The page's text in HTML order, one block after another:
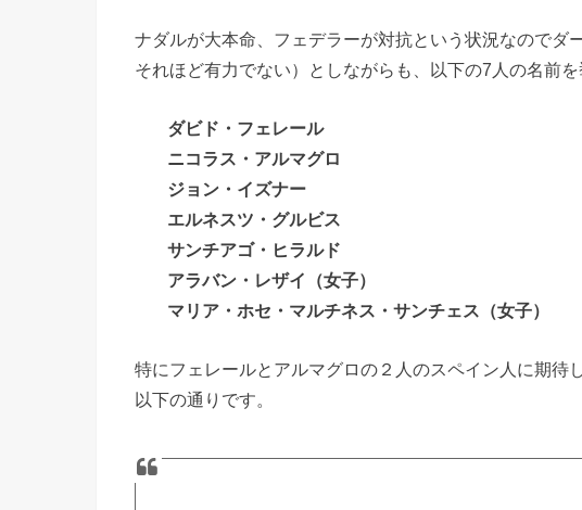
ナダルが大本命、フェデラーが対抗という状況なのでダ
それほど有力でない）としながらも、以下の7人の名前を
ダビド・フェレール
ニコラス・アルマグロ
ジョン・イズナー
エルネスツ・グルビス
サンチアゴ・ヒラルド
アラバン・レザイ（女子）
マリア・ホセ・マルチネス・サンチェス（女子）
特にフェレールとアルマグロの２人のスペイン人に期待
以下の通りです。